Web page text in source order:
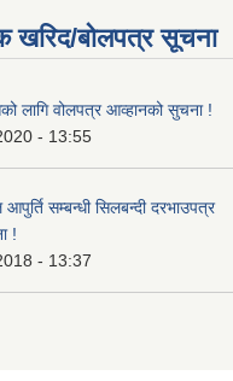
खरिद/बोलपत्र सूचना
लागि वोलपत्र आव्हानको सुचना !
- 13:55
सम्बन्धी सिलबन्दी दरभाउपत्र
!
- 13:37